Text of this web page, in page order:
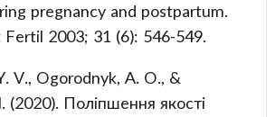
pregnancy and postpartum.
2003; 31 (6): 546-549.
V., Ogorodnyk, A. O., &
(2020). Поліпшення якості